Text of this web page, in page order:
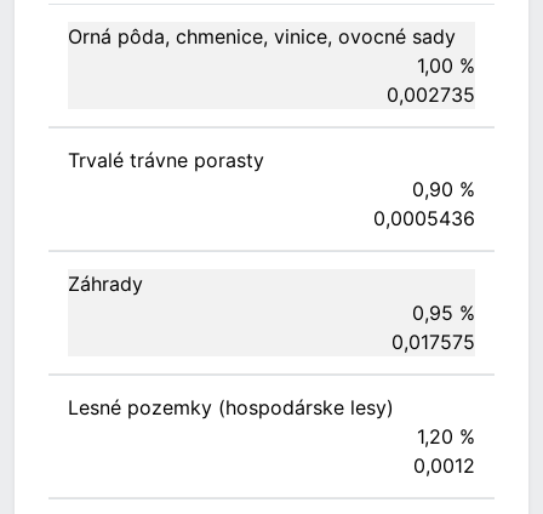
Orná pôda, chmenice, vinice, ovocné sady
1,00 %
0,002735
Trvalé trávne porasty
0,90 %
0,0005436
Záhrady
0,95 %
0,017575
Lesné pozemky (hospodárske lesy)
1,20 %
0,0012